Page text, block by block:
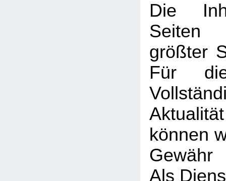
Die
Seiten
größter
Für
können
Gewähr
Als